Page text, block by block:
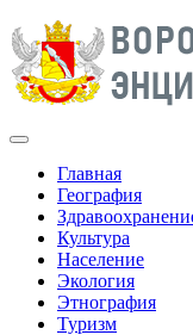
Главная
География
Культура
Население
Экология
Этнография
Туризм